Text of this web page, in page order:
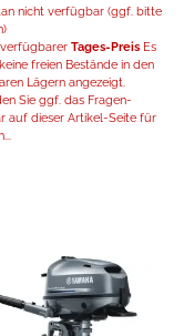
nicht verfügbar (ggf. bitte
Tages-Preis Es
freien Bestände in den
Lägern angezeigt.
Sie ggf. das Fragen-
auf dieser Artikel-Seite für